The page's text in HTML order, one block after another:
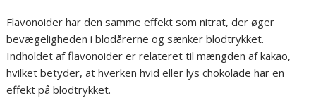
Flavonoider har den samme effekt som nitrat, der øger
bevægeligheden i blodårerne og sænker blodtrykket.
Indholdet af flavonoider er relateret til mængden af kakao,
hvilket betyder, at hverken hvid eller lys chokolade har en
effekt på blodtrykket.